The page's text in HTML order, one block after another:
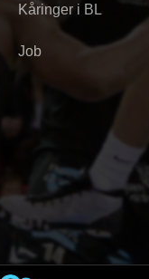
Kåringer i BL
Job